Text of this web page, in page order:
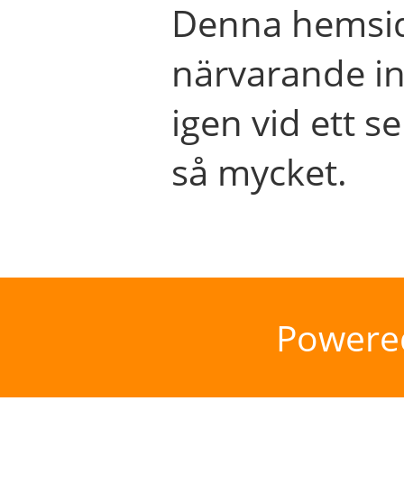
Denna
närvarande
igen vid ett
så mycket.